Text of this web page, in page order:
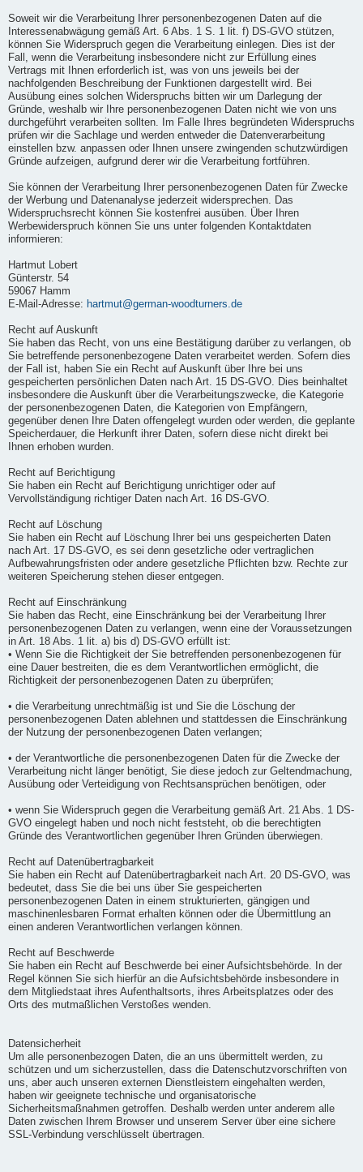
Soweit wir die Verarbeitung Ihrer personenbezogenen Daten auf die
Interessenabwägung gemäß Art. 6 Abs. 1 S. 1 lit. f) DS-GVO stützen,
können Sie Widerspruch gegen die Verarbeitung einlegen. Dies ist der
Fall, wenn die Verarbeitung insbesondere nicht zur Erfüllung eines
Vertrags mit Ihnen erforderlich ist, was von uns jeweils bei der
nachfolgenden Beschreibung der Funktionen dargestellt wird. Bei
Ausübung eines solchen Widerspruchs bitten wir um Darlegung der
Gründe, weshalb wir Ihre personenbezogenen Daten nicht wie von uns
durchgeführt verarbeiten sollten. Im Falle Ihres begründeten Widerspruchs
prüfen wir die Sachlage und werden entweder die Datenverarbeitung
einstellen bzw. anpassen oder Ihnen unsere zwingenden schutzwürdigen
Gründe aufzeigen, aufgrund derer wir die Verarbeitung fortführen.
Sie können der Verarbeitung Ihrer personenbezogenen Daten für Zwecke
der Werbung und Datenanalyse jederzeit widersprechen. Das
Widerspruchsrecht können Sie kostenfrei ausüben. Über Ihren
Werbewiderspruch können Sie uns unter folgenden Kontaktdaten
informieren:
Hartmut Lobert
Günterstr. 54
59067 Hamm
E-Mail-Adresse: hartmut@german-woodturners.de
Recht auf Auskunft
Sie haben das Recht, von uns eine Bestätigung darüber zu verlangen, ob
Sie betreffende personenbezogene Daten verarbeitet werden. Sofern dies
der Fall ist, haben Sie ein Recht auf Auskunft über Ihre bei uns
gespeicherten persönlichen Daten nach Art. 15 DS-GVO. Dies beinhaltet
insbesondere die Auskunft über die Verarbeitungszwecke, die Kategorie
der personenbezogenen Daten, die Kategorien von Empfängern,
gegenüber denen Ihre Daten offengelegt wurden oder werden, die geplante
Speicherdauer, die Herkunft ihrer Daten, sofern diese nicht direkt bei
Ihnen erhoben wurden.
Recht auf Berichtigung
Sie haben ein Recht auf Berichtigung unrichtiger oder auf
Vervollständigung richtiger Daten nach Art. 16 DS-GVO.
Recht auf Löschung
Sie haben ein Recht auf Löschung Ihrer bei uns gespeicherten Daten
nach Art. 17 DS-GVO, es sei denn gesetzliche oder vertraglichen
Aufbewahrungsfristen oder andere gesetzliche Pflichten bzw. Rechte zur
weiteren Speicherung stehen dieser entgegen.
Recht auf Einschränkung
Sie haben das Recht, eine Einschränkung bei der Verarbeitung Ihrer
personenbezogenen Daten zu verlangen, wenn eine der Voraussetzungen
in Art. 18 Abs. 1 lit. a) bis d) DS-GVO erfüllt ist:
• Wenn Sie die Richtigkeit der Sie betreffenden personenbezogenen für
eine Dauer bestreiten, die es dem Verantwortlichen ermöglicht, die
Richtigkeit der personenbezogenen Daten zu überprüfen;
• die Verarbeitung unrechtmäßig ist und Sie die Löschung der
personenbezogenen Daten ablehnen und stattdessen die Einschränkung
der Nutzung der personenbezogenen Daten verlangen;
• der Verantwortliche die personenbezogenen Daten für die Zwecke der
Verarbeitung nicht länger benötigt, Sie diese jedoch zur Geltendmachung,
Ausübung oder Verteidigung von Rechtsansprüchen benötigen, oder
• wenn Sie Widerspruch gegen die Verarbeitung gemäß Art. 21 Abs. 1 DS-
GVO eingelegt haben und noch nicht feststeht, ob die berechtigten
Gründe des Verantwortlichen gegenüber Ihren Gründen überwiegen.
Recht auf Datenübertragbarkeit
Sie haben ein Recht auf Datenübertragbarkeit nach Art. 20 DS-GVO, was
bedeutet, dass Sie die bei uns über Sie gespeicherten
personenbezogenen Daten in einem strukturierten, gängigen und
maschinenlesbaren Format erhalten können oder die Übermittlung an
einen anderen Verantwortlichen verlangen können.
Recht auf Beschwerde
Sie haben ein Recht auf Beschwerde bei einer Aufsichtsbehörde. In der
Regel können Sie sich hierfür an die Aufsichtsbehörde insbesondere in
dem Mitgliedstaat ihres Aufenthaltsorts, ihres Arbeitsplatzes oder des
Orts des mutmaßlichen Verstoßes wenden.
Datensicherheit
Um alle personenbezogen Daten, die an uns übermittelt werden, zu
schützen und um sicherzustellen, dass die Datenschutzvorschriften von
uns, aber auch unseren externen Dienstleistern eingehalten werden,
haben wir geeignete technische und organisatorische
Sicherheitsmaßnahmen getroffen. Deshalb werden unter anderem alle
Daten zwischen Ihrem Browser und unserem Server über eine sichere
SSL-Verbindung verschlüsselt übertragen.